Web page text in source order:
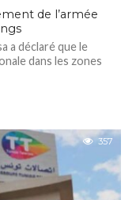
de l’armée
a déclaré que le
dans les zones
357